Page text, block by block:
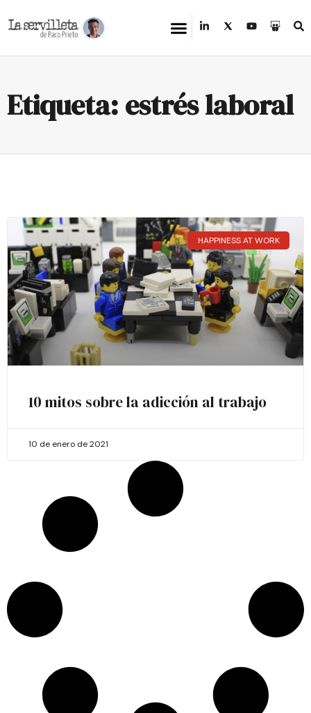
Etiqueta: estrés laboral
HAPPINESS AT WORK
10 mitos sobre la adicción al trabajo
10 de enero de 2021